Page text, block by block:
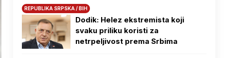
REPUBLIKA SRPSKA / BIH
Dodik: Helez ekstremista koji
svaku priliku koristi za
netrpeljivost prema Srbima